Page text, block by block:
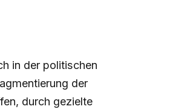
in der politischen
der
durch gezielte